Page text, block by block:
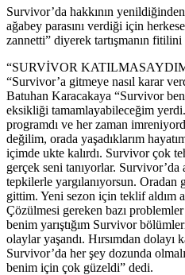
Survivor’da hakkının
ağabey parasını verdiği için
zannetti” diyerek tartışmanın fitilini
“SURVİVOR
“Survivor’a gitmeye nasıl karar
Batuhan Karacakaya “Survivor
eksikliği tamamlayabileceğim
programdı ve her zaman
değilim, orada yaşadıklarım
içimde ukte kalırdı. Survivor çok
gerçek seni tanıyorlar. Survivor’da
tepkilerle yargılanıyorsun. Oradan
gittim. Yeni sezon için teklif aldım
Çözülmesi gereken bazı
benim yarıştığım Survivor
olaylar yaşandı. Hırsımdan
Survivor’da her şey dozunda
benim için çok güzeldi” dedi.